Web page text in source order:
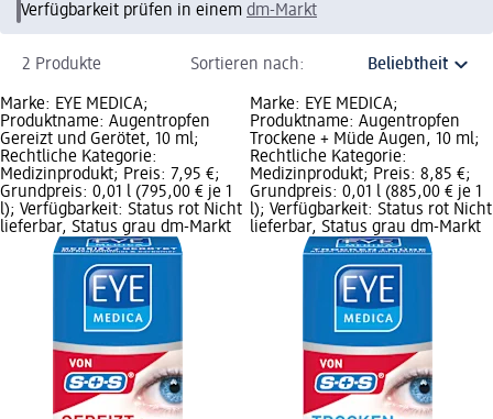
Verfügbarkeit prüfen in einem dm-Markt
2 Produkte Sortieren nach:
Marke: EYE MEDICA;
Produktname: Augentropfen
Gereizt und Gerötet, 10 ml;
Rechtliche Kategorie:
Medizinprodukt; Preis: 7,95 €;
Grundpreis: 0,01 l (795,00 € je 1
l); Verfügbarkeit: Status rot Nicht
lieferbar, Status grau dm-Markt
Marke: EYE MEDICA;
Produktname: Augentropfen
Trockene + Müde Augen, 10 ml;
Rechtliche Kategorie:
Medizinprodukt; Preis: 8,85 €;
Grundpreis: 0,01 l (885,00 € je 1
l); Verfügbarkeit: Status rot Nicht
lieferbar, Status grau dm-Markt